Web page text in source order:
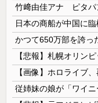
竹﨑由佳アナ ピタパ
【悲報】札幌オリン